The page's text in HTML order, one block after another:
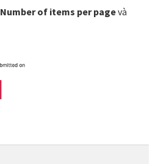
Number of items per pagevà